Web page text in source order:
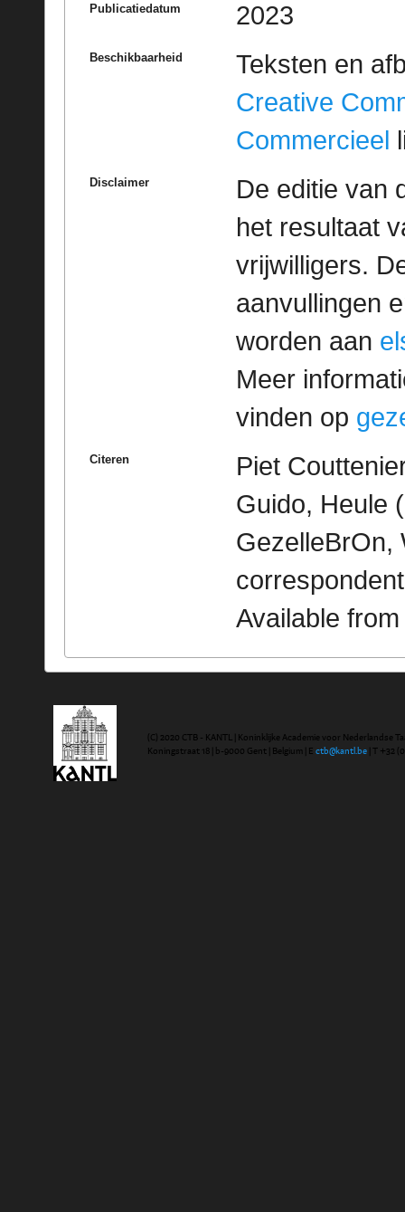
Publicatiedatum 2023
Beschikbaarheid
Teksten en
Creative
Commercieel
Disclaimer
De editie van
het resultaat
vrijwilligers.
aanvullingen
worden aan
Meer
vinden op
Citeren
Piet
Guido, Heule
GezelleBrOn,
Available
(C) 2020 CTB - KANTL | Koninklijke Academie voor Nederlandse
Koningstraat 18 | b-9000 Gent | Belgium | E ctb@kantl.be | T +32